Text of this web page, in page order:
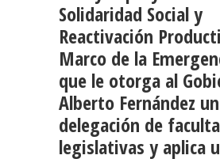
Solidaridad Social y
Reactivación
Marco de la
que le otorga al
Alberto Fernández
delegación de
legislativas y aplica